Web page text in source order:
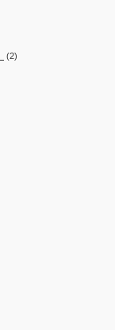
(2)